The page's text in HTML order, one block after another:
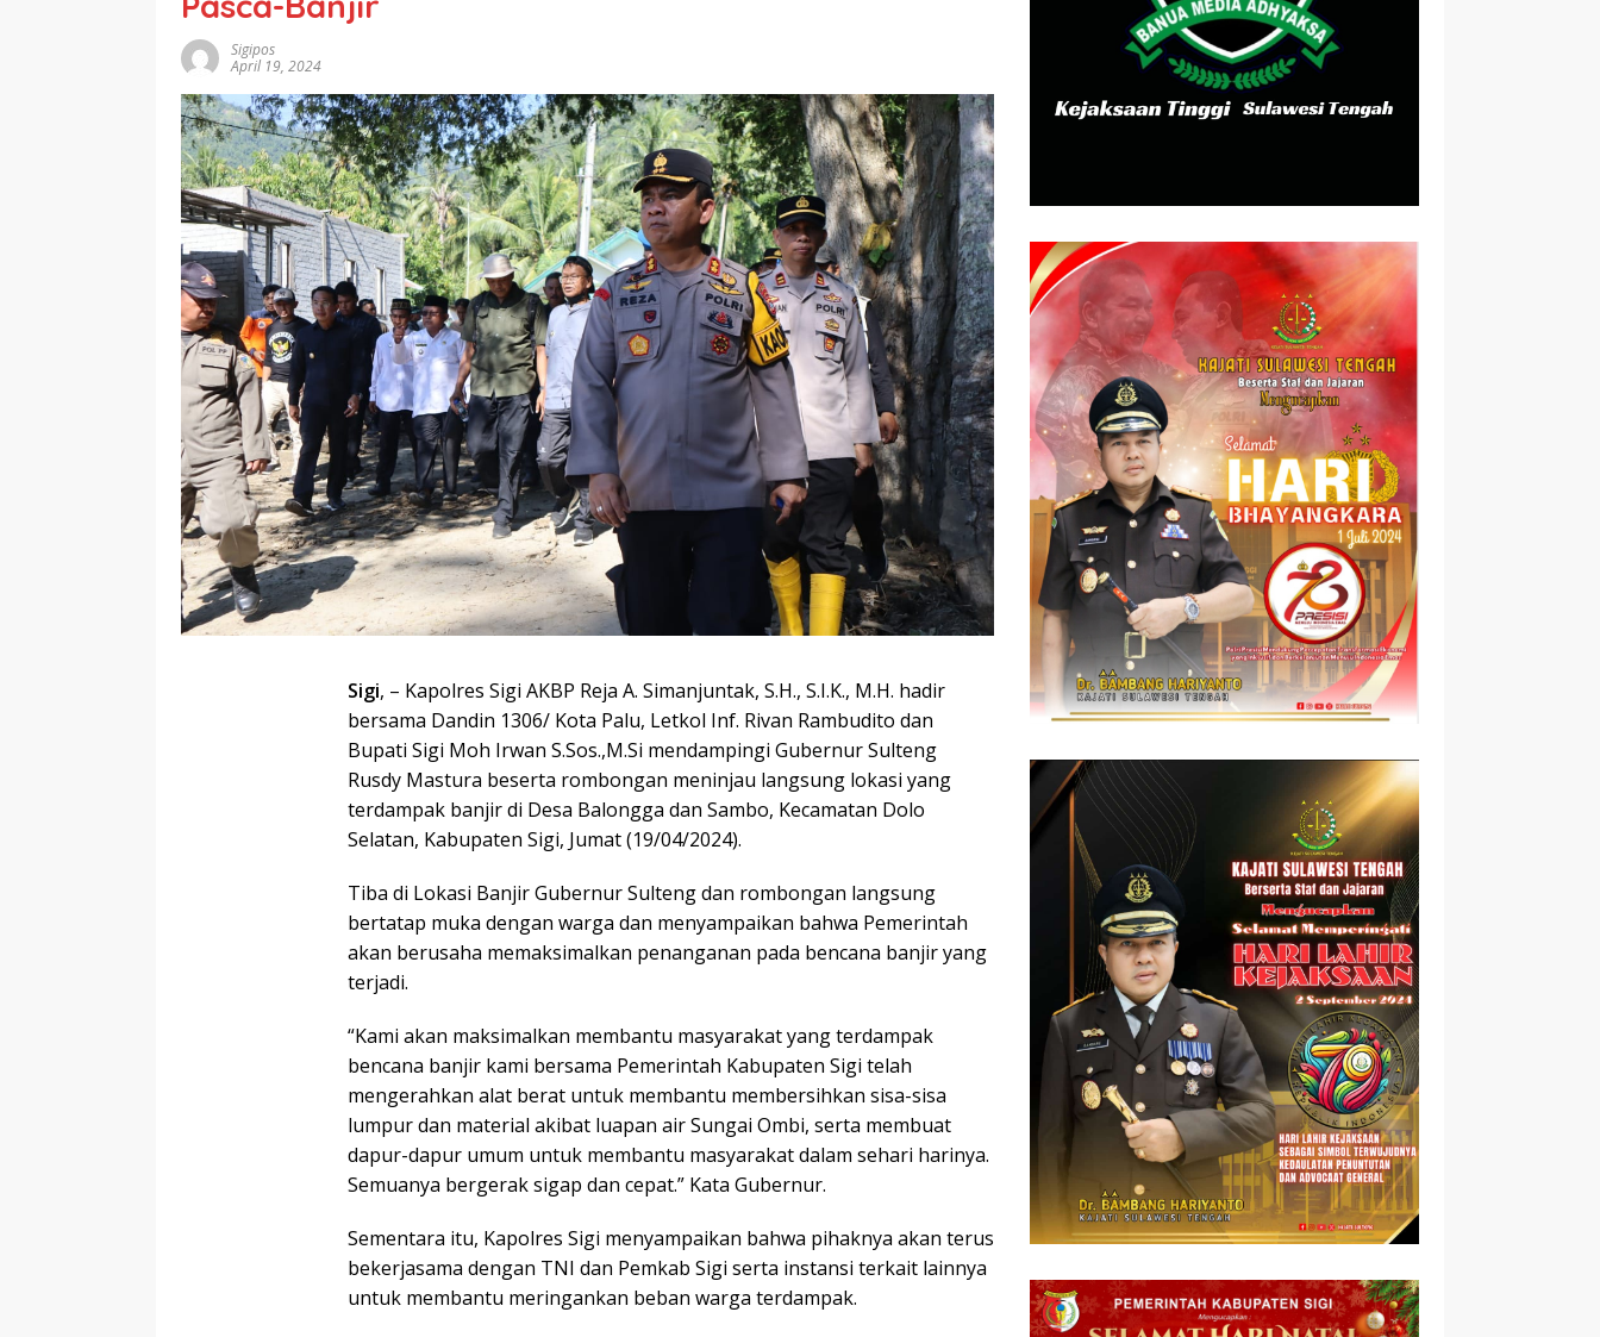
Sigipos
April 19, 2024
Sigi, – Kapolres Sigi AKBP Reja A. Simanjuntak, S.H., S.I.K., M.H. hadir
bersama Dandin 1306/ Kota Palu, Letkol Inf. Rivan Rambudito dan
Bupati Sigi Moh Irwan S.Sos.,M.Si mendampingi Gubernur Sulteng
Rusdy Mastura beserta rombongan meninjau langsung lokasi yang
terdampak banjir di Desa Balongga dan Sambo, Kecamatan Dolo
Selatan, Kabupaten Sigi, Jumat (19/04/2024).
Tiba di Lokasi Banjir Gubernur Sulteng dan rombongan langsung
bertatap muka dengan warga dan menyampaikan bahwa Pemerintah
akan berusaha memaksimalkan penanganan pada bencana banjir yang
terjadi.
“Kami akan maksimalkan membantu masyarakat yang terdampak
bencana banjir kami bersama Pemerintah Kabupaten Sigi telah
mengerahkan alat berat untuk membantu membersihkan sisa-sisa
lumpur dan material akibat luapan air Sungai Ombi, serta membuat
dapur-dapur umum untuk membantu masyarakat dalam sehari harinya.
Semuanya bergerak sigap dan cepat.” Kata Gubernur.
Sementara itu, Kapolres Sigi menyampaikan bahwa pihaknya akan terus
bekerjasama dengan TNI dan Pemkab Sigi serta instansi terkait lainnya
untuk membantu meringankan beban warga terdampak.